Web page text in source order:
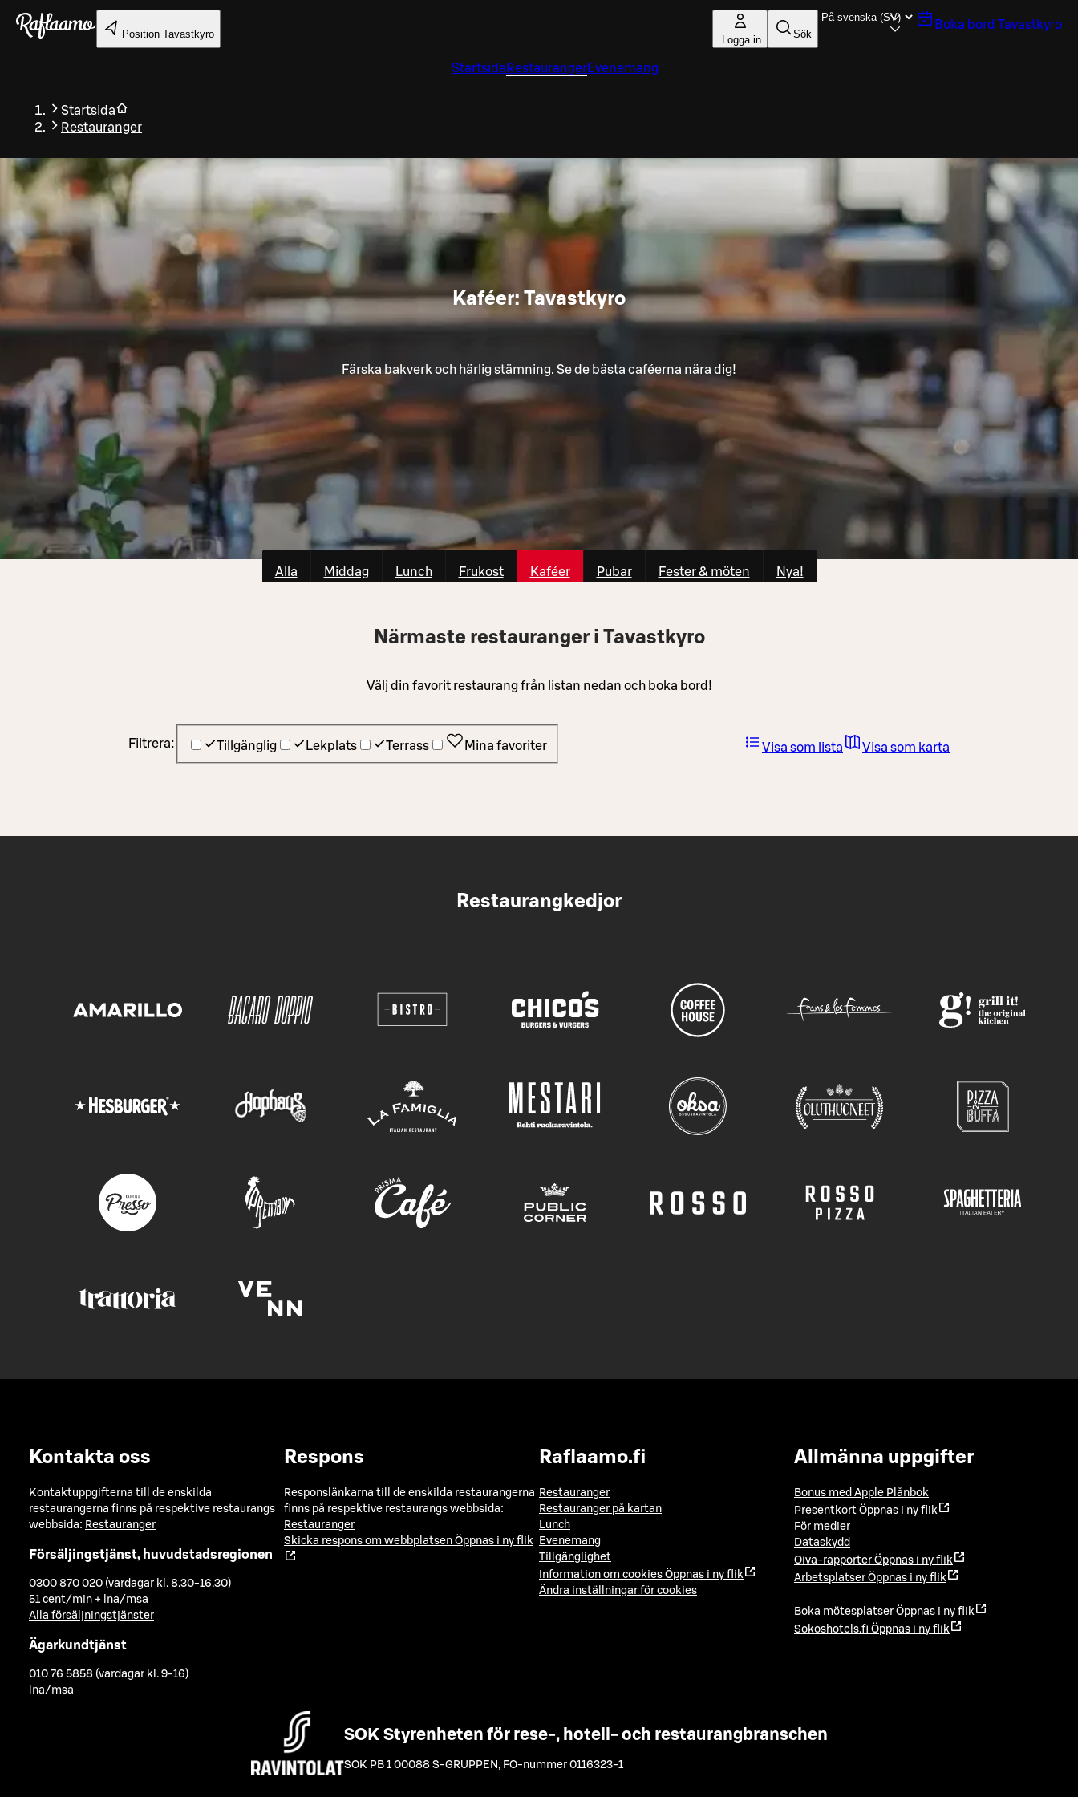
Gå till huvudinnehållet
Position Tavastkyro Logga in Sök
Boka bord Tavastkyro
Startsida RestaurangerEvenemang
Startsida
Restauranger
Kaféer: Tavastkyro
Färska bakverk och härlig stämning. Se de bästa caféerna nära dig!
Alla Middag Lunch Frukost Kaféer Pubar Fester & möten Nya!
Närmaste restauranger i Tavastkyro
Välj din favorit restaurang från listan nedan och boka bord!
Filtrera: Tillgänglig Lekplats Terrass Mina favoriter Visa som lista Visa som karta
Restaurangkedjor
Kontakta oss
Kontaktuppgifterna till de enskilda
restaurangerna finns på respektive restaurangs
webbsida: Restauranger
Försäljingstjänst, huvudstadsregionen
0300 870 020 (vardagar kl. 8.30-16.30)
51 cent/min + lna/msa
Alla försäljningstjänster
Ägarkundtjänst
010 76 5858 (vardagar kl. 9-16)
lna/msa
Respons
Responslänkarna till de enskilda restaurangerna
finns på respektive restaurangs webbsida:
Restauranger
Skicka respons om webbplatsen Öppnas i ny flik
Raflaamo.fi
Restauranger
Restauranger på kartan
Lunch
Evenemang
Tillgänglighet
Information om cookies Öppnas i ny flik
Ändra inställningar för cookies
Allmänna uppgifter
Bonus med Apple Plånbok
Presentkort Öppnas i ny flik
För medier
Dataskydd
Oiva-rapporter Öppnas i ny flik
Arbetsplatser Öppnas i ny flik
Boka mötesplatser Öppnas i ny flik
Sokoshotels.fi Öppnas i ny flik
SOK Styrenheten för rese-, hotell- och restaurangbranschen
SOK PB 1 00088 S-GRUPPEN , FO-nummer 0116323-1